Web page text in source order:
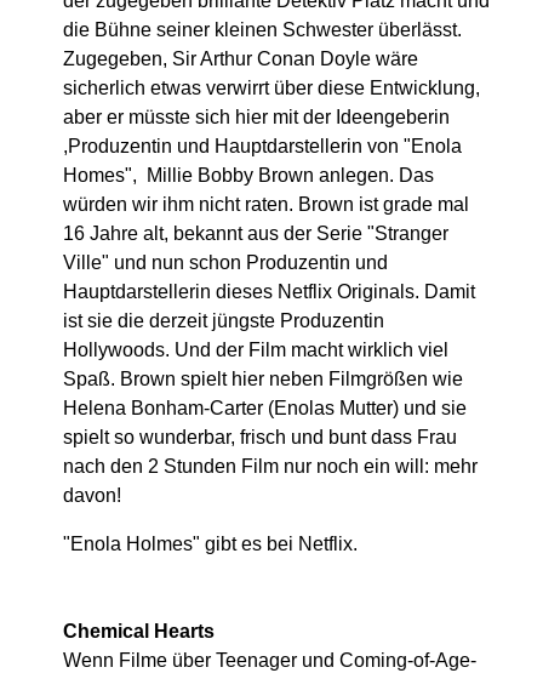
die Bühne seiner kleinen Schwester überlässt.
Zugegeben, Sir Arthur Conan Doyle wäre
sicherlich etwas verwirrt über diese Entwicklung,
aber er müsste sich hier mit der Ideengeberin
,Produzentin und Hauptdarstellerin von "Enola
Homes", Millie Bobby Brown anlegen. Das
würden wir ihm nicht raten. Brown ist grade mal
16 Jahre alt, bekannt aus der Serie "Stranger
Ville" und nun schon Produzentin und
Hauptdarstellerin dieses Netflix Originals. Damit
ist sie die derzeit jüngste Produzentin
Hollywoods. Und der Film macht wirklich viel
Spaß. Brown spielt hier neben Filmgrößen wie
Helena Bonham-Carter (Enolas Mutter) und sie
spielt so wunderbar, frisch und bunt dass Frau
nach den 2 Stunden Film nur noch ein will: mehr
davon!
"Enola Holmes" gibt es bei Netflix.
Chemical Hearts
Wenn Filme über Teenager und Coming-of-Age-